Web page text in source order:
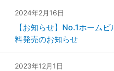
2024年2月16日
【お知らせ】No.1ホーム
料発売のお知らせ
2023年12月1日